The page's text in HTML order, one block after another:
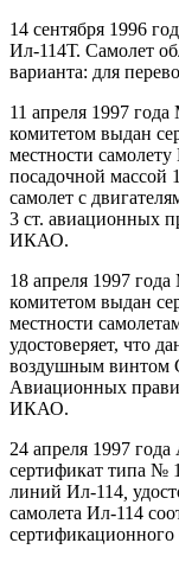
14 сентября 1996
Ил-114Т. Самолет
варианта: для
11 апреля 1997
комитетом выдан
местности
посадочной массой
самолет с
3 ст. авиационных
ИКАО.
18 апреля 1997
комитетом выдан
местности
удостоверяет, что
воздушным винтом
Авиационных
ИКАО.
24 апреля 1997
сертификат типа №
линий Ил-114
самолета Ил-114